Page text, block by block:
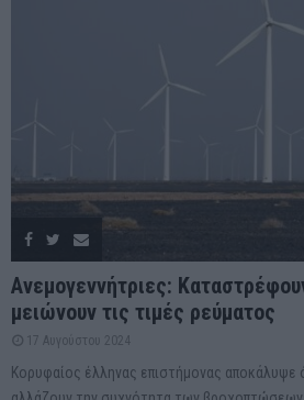
Ανεμογεννήτριες:
μειώνουν τις τιμές ρεύματος
17 Αυγούστου 2024
Κορυφαίος έλληνας επιστήμονας αποκάλυψε